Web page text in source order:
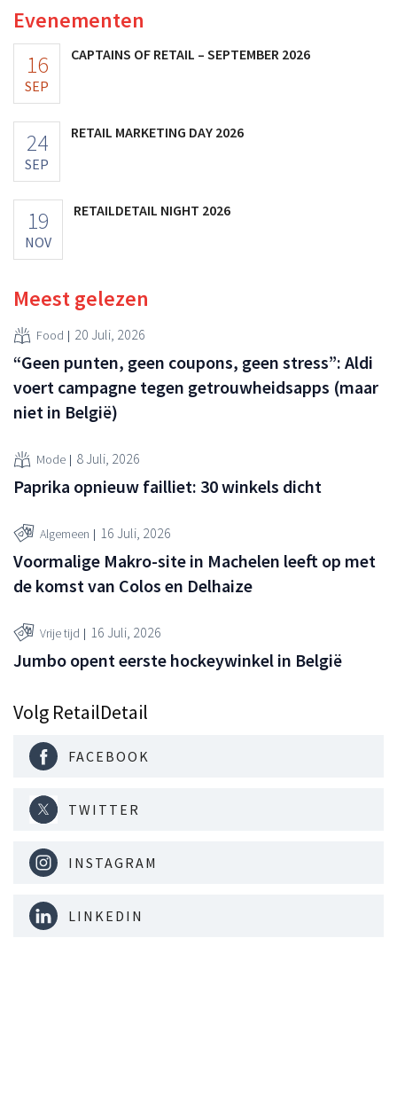
Evenementen
16
SEP
CAPTAINS OF RETAIL – SEPTEMBER 2026
24
SEP
RETAIL MARKETING DAY 2026
19
NOV
RETAILDETAIL NIGHT 2026
Meest gelezen
Food 20 Juli, 2026
“Geen punten, geen coupons, geen stress”: Aldi
voert campagne tegen getrouwheidsapps (maar
niet in België)
Mode 8 Juli, 2026
Paprika opnieuw failliet: 30 winkels dicht
Algemeen 16 Juli, 2026
Voormalige Makro-site in Machelen leeft op met
de komst van Colos en Delhaize
Vrije tijd 16 Juli, 2026
Jumbo opent eerste hockeywinkel in België
Volg RetailDetail
FACEBOOK
TWITTER
INSTAGRAM
LINKEDIN